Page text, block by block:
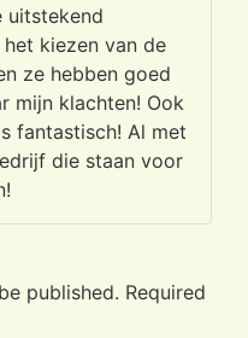
uitstekend
kiezen van de
ze hebben goed
mijn klachten! Ook
fantastisch! Al met
die staan voor
published. Required